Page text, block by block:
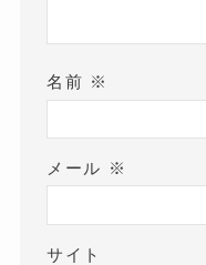
名前 ※
メール ※
サイト